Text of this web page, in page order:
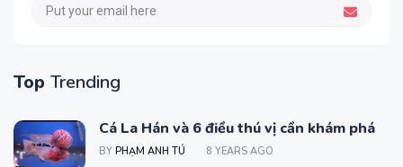
Top Trending
Cá La Hán và 6 điều thú vị cần khám phá
BY PHẠM ANH TÚ 8 YEARS AGO